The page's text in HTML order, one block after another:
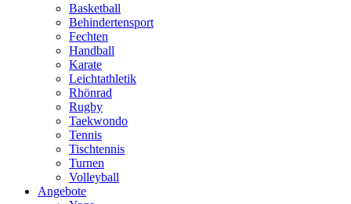
Basketball
Behindertensport
Fechten
Handball
Karate
Leichtathletik
Rhönrad
Rugby
Taekwondo
Tennis
Tischtennis
Turnen
Volleyball
Angebote